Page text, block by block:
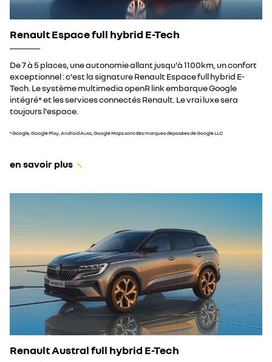
Renault Espace full hybrid E-Tech
De 7 à 5 places, une autonomie allant jusqu'à 1100km, un confort
exceptionnel : c'est la signature Renault Espace full hybrid E-
Tech. Le système multimedia openR link embarque Google
intégré* et les services connectés Renault. Le vrai luxe sera
toujours l'espace.
*Google, Google Play, Android Auto, Google Maps sont des marques déposées de Google LLC
en savoir plus
Renault Austral full hybrid E-Tech